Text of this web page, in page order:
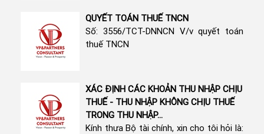
QUYẾT TOÁN THUẾ TNCN
Số: 3556/TCT-DNNCN V/v quyết toán
thuế TNCN
XÁC ĐỊNH CÁC KHOẢN THU NHẬP CHỊU
THUẾ - THU NHẬP KHÔNG CHỊU THUẾ
TRONG THU NHẬP...
Kính thưa Bộ tài chính, xin cho tôi hỏi là: